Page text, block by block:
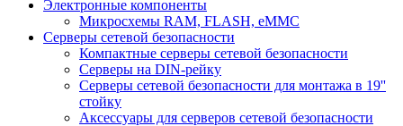
Электронные компоненты
Микросхемы RAM, FLASH, eMMC
Серверы сетевой безопасности
Компактные серверы сетевой безопасности
Серверы на DIN-рейку
Серверы сетевой безопасности для монтажа в 19''
стойку
Аксессуары для серверов сетевой безопасности